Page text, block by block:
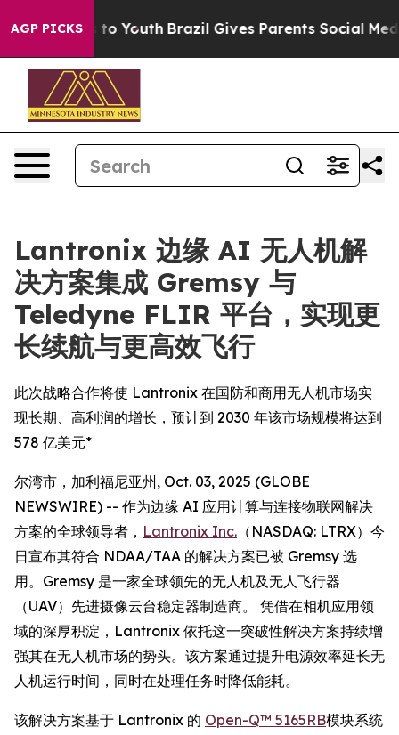
AGP PICKS
to Youth Brazil Gives Parents Social Media
Lantronix 边缘 AI 无人机解
决方案集成 Gremsy 与
Teledyne FLIR 平台，实现更
长续航与更高效飞行
此次战略合作将使 Lantronix 在国防和商用无人机市场实
现长期、高利润的增长，预计到 2030 年该市场规模将达到
578 亿美元*
尔湾市，加利福尼亚州, Oct. 03, 2025 (GLOBE
NEWSWIRE) -- 作为边缘 AI 应用计算与连接物联网解决
方案的全球领导者， Lantronix Inc. （NASDAQ: LTRX）今
日宣布其符合 NDAA/TAA 的解决方案已被 Gremsy 选
用。Gremsy 是一家全球领先的无人机及无人飞行器
（UAV）先进摄像云台稳定器制造商。 凭借在相机应用领
域的深厚积淀，Lantronix 依托这一突破性解决方案持续增
强其在无人机市场的势头。该方案通过提升电源效率延长无
人机运行时间，同时在处理任务时降低能耗。
该解决方案基于 Lantronix 的 Open-Q™ 5165RB模块系统